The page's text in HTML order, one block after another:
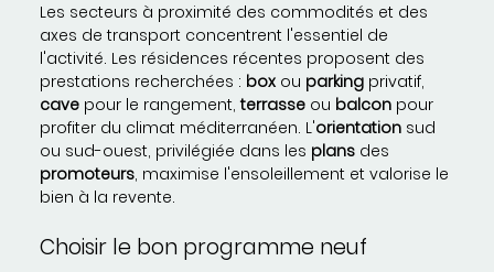
Les secteurs à proximité des commodités et des
axes de transport concentrent l'essentiel de
l'activité. Les résidences récentes proposent des
prestations recherchées : box ou parking privatif,
cave pour le rangement,terrasse ou balcon pour
profiter du climat méditerranéen. L'orientation sud
ou sud-ouest, privilégiée dans les plans des
promoteurs, maximise l'ensoleillement et valorise le
bien à la revente.
Choisir le bon programme neuf